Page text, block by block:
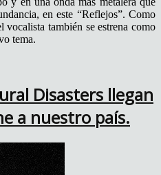
en este “Reflejos”. Como
vocalista también se estrena como
tema.
Disasters llegan
a nuestro país.